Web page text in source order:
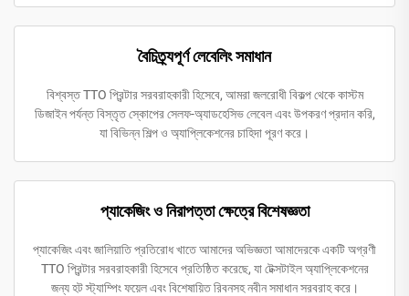
বৈচিত্র্যপূর্ণ লেবেলিং সমাধান
বিশ্বস্ত TTO প্রিন্টার সরবরাহকারী হিসেবে, আমরা জলরোধী বিকল্প থেকে কাস্টম
ডিজাইন পর্যন্ত বিস্তৃত স্কোপের সেলফ-অ্যাডহেসিভ লেবেল এবং উপকরণ প্রদান করি,
যা বিভিন্ন শিল্প ও অ্যাপ্লিকেশনের চাহিদা পূরণ করে।
প্যাকেজিং ও নিরাপত্তা ক্ষেত্রে বিশেষজ্ঞতা
প্যাকেজিং এবং জালিয়াতি প্রতিরোধ খাতে আমাদের অভিজ্ঞতা আমাদেরকে একটি অগ্রণী
TTO প্রিন্টার সরবরাহকারী হিসেবে প্রতিষ্ঠিত করেছে, যা টেক্সটাইল অ্যাপ্লিকেশনের
জন্য হট স্ট্যাম্পিং ফয়েল এবং বিশেষায়িত রিবনসহ নবীন সমাধান সরবরাহ করে।